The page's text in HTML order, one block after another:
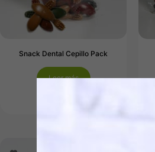
Snack Dental Cepillo Pack
Leer más